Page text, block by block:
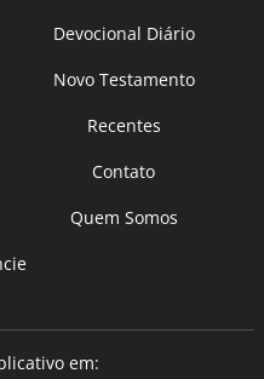
Devocional Diário
Novo Testamento
Recentes
Contato
Quem Somos
em: